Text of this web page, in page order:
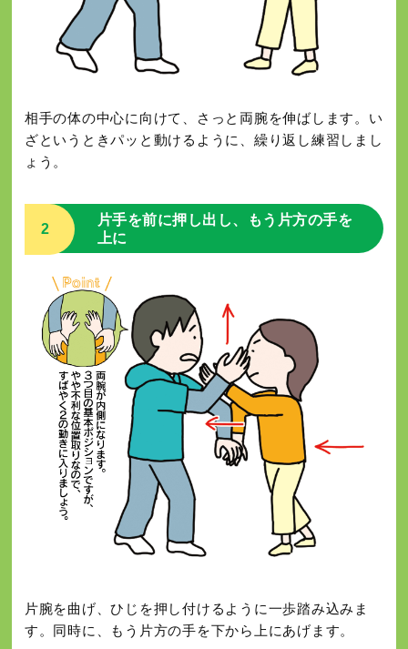
相手の体の中心に向けて、さっと両腕を伸ばします。い
ざというときパッと動けるように、繰り返し練習しまし
ょう。
2
片手を前に押し出し、もう片方の手を
上に
片腕を曲げ、ひじを押し付けるように一歩踏み込みま
す。同時に、もう片方の手を下から上にあげます。